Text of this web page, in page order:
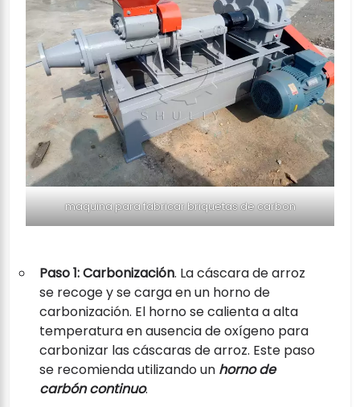
maquina para fabricar briquetas de carbon
Paso 1: Carbonización. La cáscara de arroz
se recoge y se carga en un horno de
carbonización. El horno se calienta a alta
temperatura en ausencia de oxígeno para
carbonizar las cáscaras de arroz. Este paso
se recomienda utilizando un horno de
carbón continuo.